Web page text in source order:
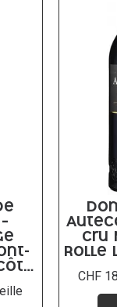
Cru
Rolle
CHF